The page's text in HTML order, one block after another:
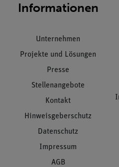
Informationen
Unternehmen
Projekte und Lösungen
Presse
Stellenangebote
Kontakt
Hinweisgeberschutz
Datenschutz
Impressum
AGB